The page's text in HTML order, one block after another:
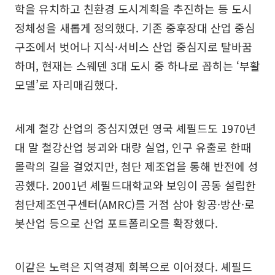
학을 유치하고 친환경 도시계획을 추진하는 등 도시
정체성을 새롭게 정의했다. 기존 중후장대 산업 중심
구조에서 벗어나 지식·서비스 산업 중심지로 탈바꿈
하며, 현재는 스웨덴 3대 도시 중 하나로 꼽히는 ‘부활
모델’로 자리매김했다.
세계 철강 산업의 중심지였던 영국 셰필드도 1970년
대 말 철강산업 붕괴와 대량 실업, 인구 유출로 한때
몰락의 길을 걸었지만, 첨단 제조업을 통해 반전에 성
공했다. 2001년 셰필드대학교와 보잉이 공동 설립한
첨단제조연구센터(AMRC)를 거점 삼아 항공·방산·로
봇산업 등으로 산업 포트폴리오를 확장했다.
이같은 노력은 지역경제 회복으로 이어졌다. 셰필드